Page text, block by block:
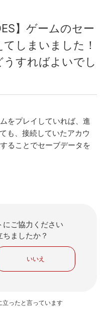
】ゲームのセー
しまいました！
すればよいでし
をプレイしていれば、進
も、接続していたアカウ
ることでセーブデータを
ご協力ください
ましたか？
いいえ
ったと言っています